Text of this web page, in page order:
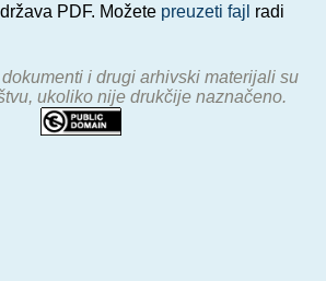
PDF. Možete preuzeti fajl radi
i drugi arhivski materijali su
ukoliko nije drukčije naznačeno.